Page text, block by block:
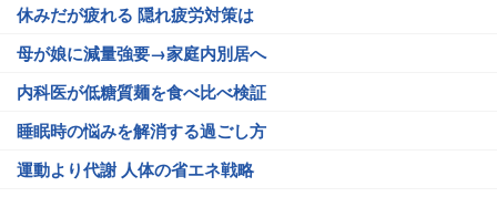
休みだが疲れる 隠れ疲労対策は
母が娘に減量強要→家庭内別居へ
内科医が低糖質麺を食べ比べ検証
睡眠時の悩みを解消する過ごし方
運動より代謝 人体の省エネ戦略